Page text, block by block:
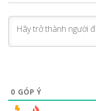
0 GÓP Ý